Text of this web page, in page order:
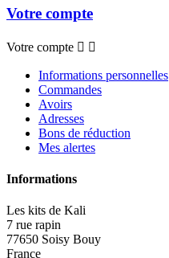
Votre compte
Votre compte  
Informations personnelles
Commandes
Avoirs
Adresses
Bons de réduction
Mes alertes
Informations
Les kits de Kali
7 rue rapin
77650 Soisy Bouy
France